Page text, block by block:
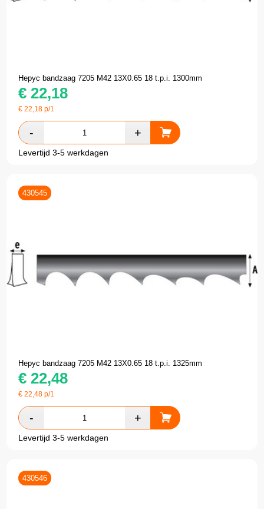
Hepyc bandzaag 7205 M42 13X0.65 18 t.p.i. 1300mm
€ 22,18
€22,18 p/1
Levertijd 3-5 werkdagen
430545
Hepyc bandzaag 7205 M42 13X0.65 18 t.p.i. 1325mm
€ 22,48
€22,48 p/1
Levertijd 3-5 werkdagen
430546